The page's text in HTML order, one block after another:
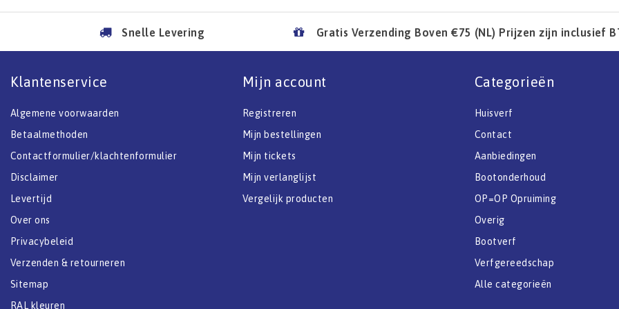
Snelle Levering Gratis Verzending Boven €75 (NL) Prijzen zijn inclusief
Klantenservice
Algemene voorwaarden
Betaalmethoden
Contactformulier/klachtenformulier
Disclaimer
Levertijd
Over ons
Privacybeleid
Verzenden & retourneren
Sitemap
RAL kleuren
Mijn account
Registreren
Mijn bestellingen
Mijn tickets
Mijn verlanglijst
Vergelijk producten
Categorieën
Huisverf
Contact
Aanbiedingen
Bootonderhoud
OP=OP Opruiming
Overig
Bootverf
Verfgereedschap
Alle categorieën